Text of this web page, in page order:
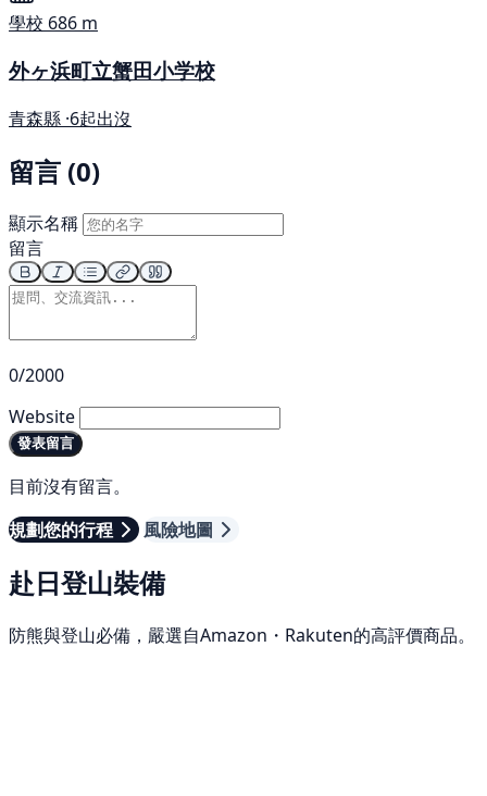
學校 686 m
外ヶ浜町立蟹田小学校
青森縣 ·6起出沒
留言 (0)
顯示名稱
留言
0/2000
Website
發表留言
目前沒有留言。
規劃您的行程
風險地圖
赴日登山裝備
防熊與登山必備，嚴選自Amazon・Rakuten的高評價商品。